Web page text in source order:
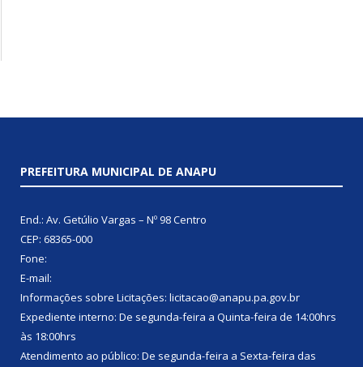
PREFEITURA MUNICIPAL DE ANAPU
End.: Av. Getúlio Vargas – Nº 98 Centro
CEP: 68365-000
Fone:
E-mail:
Informações sobre Licitações: licitacao@anapu.pa.gov.br
Expediente interno: De segunda-feira a Quinta-feira de 14:00hrs
às 18:00hrs
Atendimento ao público: De segunda-feira a Sexta-feira das